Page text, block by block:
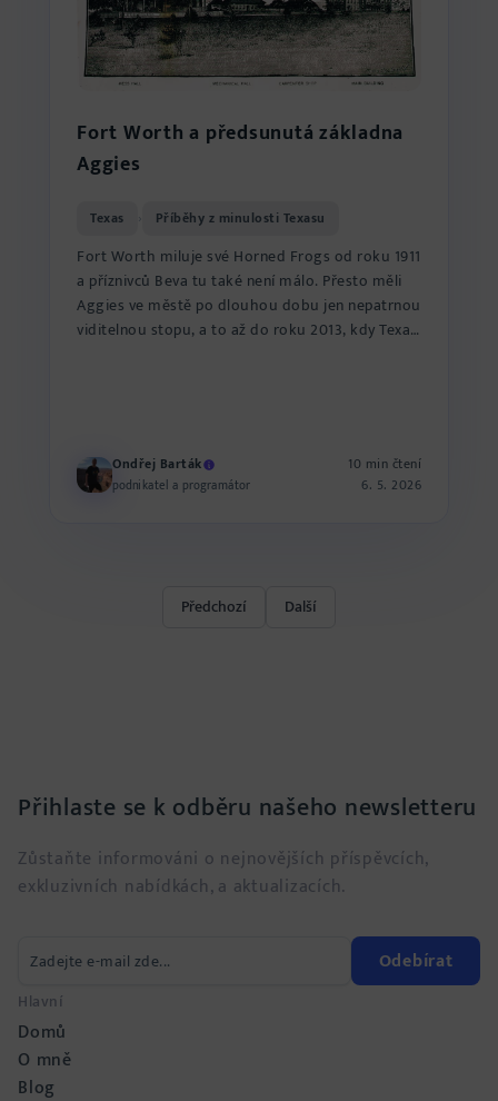
Fort Worth a předsunutá základna
Aggies
Texas Příběhy z minulosti Texasu
Fort Worth miluje své Horned Frogs od roku 1911
a příznivců Beva tu také není málo. Přesto měli
Aggies ve městě po dlouhou dobu jen nepatrnou
viditelnou stopu, a to až do roku 2013, kdy Texas
Ondřej Barták
podnikatel a programátor
10 min čtení
6. 5. 2026
Předchozí Další
Hlavní
Domů
O mně
Blog
Přihlaste se k odběru našeho newsletteru
Zůstaňte informováni o nejnovějších příspěvcích,
exkluzivních nabídkách, a aktualizacích.
Odebírat